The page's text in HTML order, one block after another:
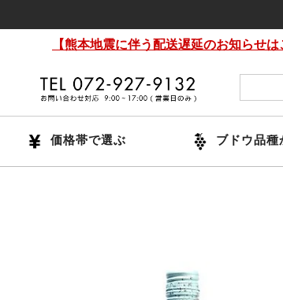
【熊本地震に伴う配送遅延のお知らせは
価格帯で選ぶ ブドウ品種